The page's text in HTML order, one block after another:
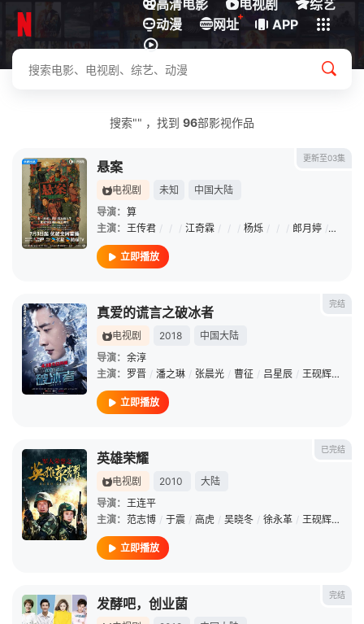
高清电影 电视剧
综艺
动漫
网址
+
APP
下载客户端
搜索"" ，找到 96部影视作品
更新至03集
悬案
电视剧 未知
中国大陆
导演： 算
主演： 王传君 / / / 江奇霖 / / / 杨烁 / / / 郎月婷 / /
立即播放
完结
真爱的谎言之破冰者
电视剧 2018
中国大陆
导演： 余淳
主演： 罗晋 / 潘之琳 / 张晨光 / 曹征 / 吕星辰 / 王砚辉 /
立即播放
已完结
英雄荣耀
电视剧 2010
大陆
导演： 王连平
主演： 范志博 / 于震 / 高虎 / 吴晓冬 / 徐永革 / 王砚辉 /
立即播放
完结
发酵吧，创业菌